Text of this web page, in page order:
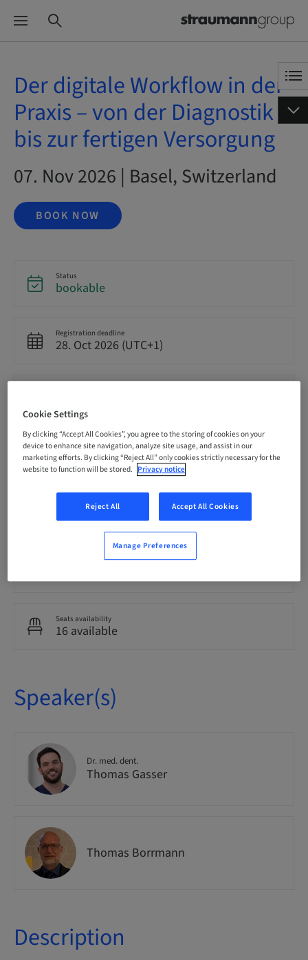
Der digitale Workflow in der
Praxis – von der Diagnostik
bis zur fertigen Versorgung
07. Nov 2026 | Basel, Switzerland
BOOK NOW
Status
bookable
Registration deadline
28. Oct 2026 (UTC+1)
Language
German
7.00 Points
Seats availability
16 available
Speaker(s)
Dr. med. dent.
Thomas Gasser
Thomas Borrmann
Description
Cookie Settings
By clicking “Accept All Cookies”, you agree to the storing of cookies on your
device to enhance site navigation, analyze site usage, and assist in our
marketing efforts. By clicking “Reject All” only cookies strictly necessary for the
website to function will be stored. Privacy notice
Reject All Accept All Cookies
Manage Preferences